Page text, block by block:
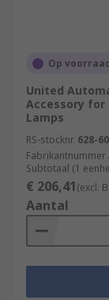
Op
United
Accessory
Lamps
RS-stocknr. 628-
Fabrikantnummer
Subtotaal (1
€ 206,41(excl.
Aantal